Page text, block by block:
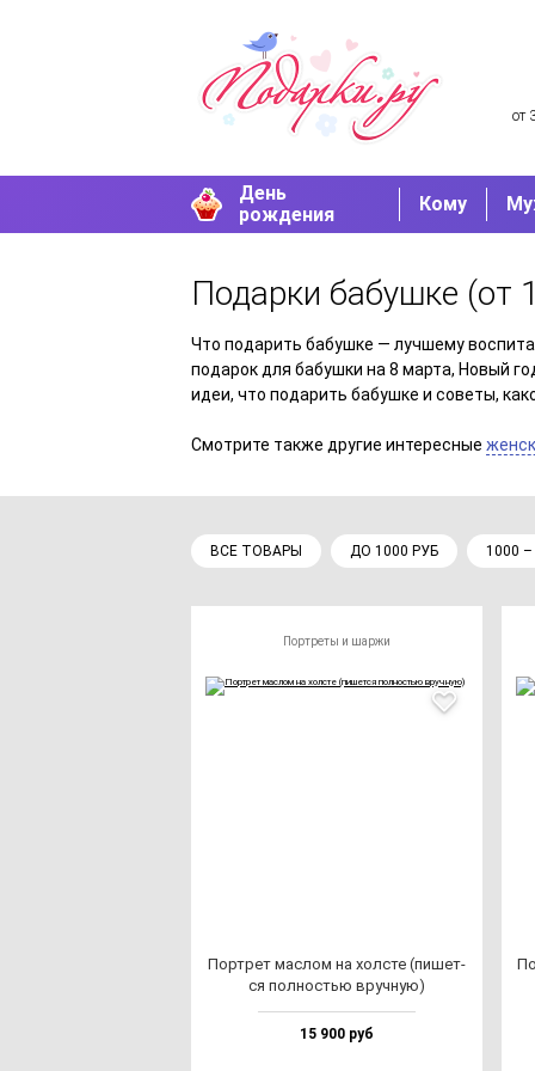
от
День
рождения
Кому
Подарки бабушке (от
Что подарить бабушке — лучшему
подарок для бабушки на 8 марта, Новый
идеи, что подарить бабушке и советы,
Смотрите также другие интересные
ВСЕ ТОВАРЫ ДО 1000 РУБ 1000
Портреты и шаржи
Пор­трет мас­лом на хол­сте (пи­шет­
ся пол­ностью вруч­ную)
15 900 руб